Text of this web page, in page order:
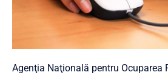
Agenţia Naţională pentru Ocuparea